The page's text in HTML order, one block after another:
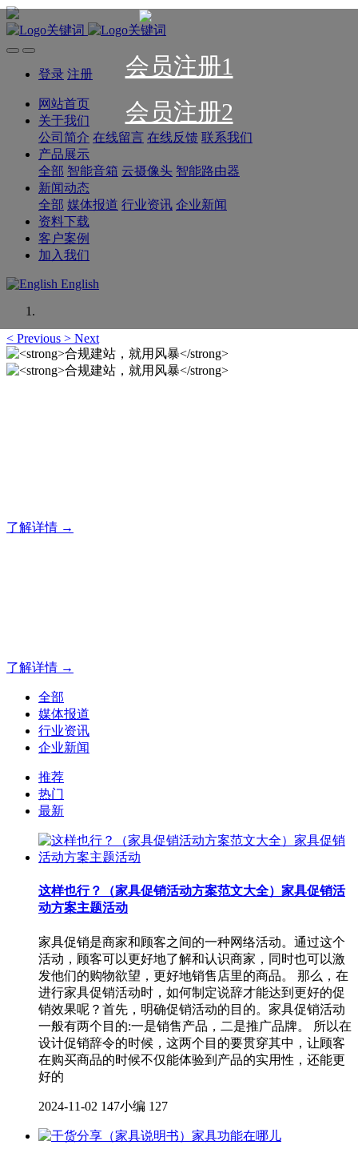
会员注册1
会员注册2
登录 注册
网站首页
关于我们
公司简介 在线留言 在线反馈 联系我们
产品展示
全部 智能音箱 云摄像头 智能路由器
新闻动态
全部 媒体报道 行业资讯 企业新闻
资料下载
客户案例
加入我们
English
< Previous > Next
了解详情 →
了解详情 →
全部
媒体报道
行业资讯
企业新闻
推荐
热门
最新
这样也行？（家具促销活动方案范文大全）家具促销活
动方案主题活动
家具促销是商家和顾客之间的一种网络活动。通过这个
活动，顾客可以更好地了解和认识商家，同时也可以激
发他们的购物欲望，更好地销售店里的商品。 那么，在
进行家具促销活动时，如何制定说辞才能达到更好的促
销效果呢？首先，明确促销活动的目的。家具促销活动
一般有两个目的:一是销售产品，二是推广品牌。 所以在
设计促销辞令的时候，这两个目的要贯穿其中，让顾客
在购买商品的时候不仅能体验到产品的实用性，还能更
好的
2024-11-02 147小编 127